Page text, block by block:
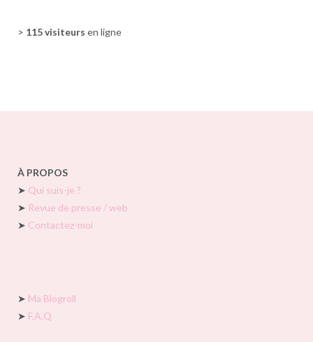
> 115 visiteurs en ligne
À PROPOS
➤ Qui suis-je ?
➤ Revue de presse / web
➤ Contactez-moi
➤ Ma Blogroll
➤ F.A.Q